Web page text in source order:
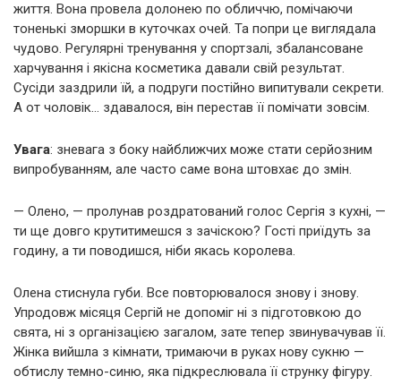
життя. Вона провела долонею по обличчю, помічаючи
тоненькі зморшки в куточках очей. Та попри це виглядала
чудово. Регулярні тренування у спортзалі, збалансоване
харчування і якісна косметика давали свій результат.
Сусіди заздрили їй, а подруги постійно випитували секрети.
А от чоловік… здавалося, він перестав її помічати зовсім.
Увага: зневага з боку найближчих може стати серйозним
випробуванням, але часто саме вона штовхає до змін.
— Олено, — пролунав роздратований голос Сергія з кухні, —
ти ще довго крутитимешся з зачіскою? Гості приїдуть за
годину, а ти поводишся, ніби якась королева.
Олена стиснула губи. Все повторювалося знову і знову.
Упродовж місяця Сергій не допоміг ні з підготовкою до
свята, ні з організацією загалом, зате тепер звинувачував її.
Жінка вийшла з кімнати, тримаючи в руках нову сукню —
обтислу темно-синю, яка підкреслювала її струнку фігуру.